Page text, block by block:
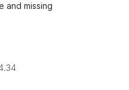
and missing